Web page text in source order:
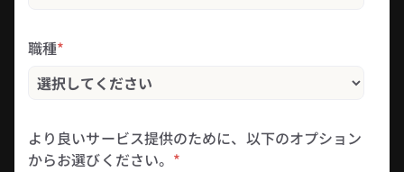
職種*
より良いサービス提供のために、以下のオプション
からお選びください。 *